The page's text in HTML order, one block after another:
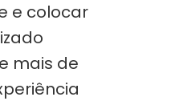
e colocar
mais de